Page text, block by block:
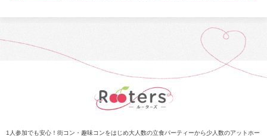
1人参加でも安心！街コン・趣味コンをはじめ大人数の立食パーティーから少人数のアットホー